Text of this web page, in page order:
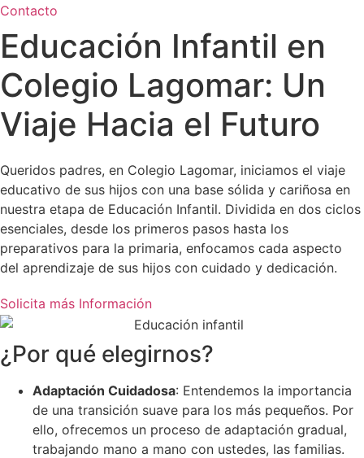
Contacto
Educación Infantil en
Colegio Lagomar: Un
Viaje Hacia el Futuro
Queridos padres, en Colegio Lagomar, iniciamos el viaje
educativo de sus hijos con una base sólida y cariñosa en
nuestra etapa de Educación Infantil. Dividida en dos ciclos
esenciales, desde los primeros pasos hasta los
preparativos para la primaria, enfocamos cada aspecto
del aprendizaje de sus hijos con cuidado y dedicación.
Solicita más Información
¿Por qué elegirnos?
Adaptación Cuidadosa: Entendemos la importancia
de una transición suave para los más pequeños. Por
ello, ofrecemos un proceso de adaptación gradual,
trabajando mano a mano con ustedes, las familias.